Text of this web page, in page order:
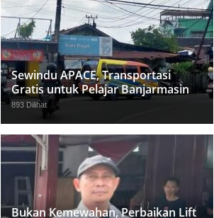
Sewindu APACE, Transportasi
Gratis untuk Pelajar Banjarmasin
893 Dilihat
Bukan Kemewahan, Perbaikan Lift